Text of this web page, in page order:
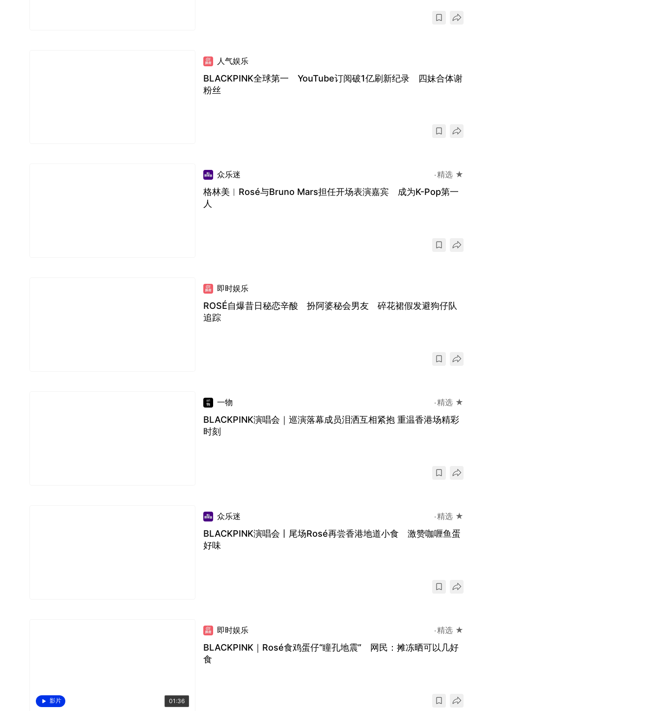
人气娱乐
BLACKPINK全球第一 YouTube订阅破1亿刷新纪录 四妹合体谢
粉丝
众乐迷 精选 ★
格林美︱Rosé与Bruno Mars担任开场表演嘉宾 成为K-Pop第一
人
即时娱乐
ROSÉ自爆昔日秘恋辛酸 扮阿婆秘会男友 碎花裙假发避狗仔队
追踪
一物 精选 ★
BLACKPINK演唱会｜巡演落幕成员泪洒互相紧抱 重温香港场精彩
时刻
众乐迷 精选 ★
BLACKPINK演唱会丨尾场Rosé再尝香港地道小食 激赞咖喱鱼蛋
好味
影片 01:36
即时娱乐 精选 ★
BLACKPINK｜Rosé食鸡蛋仔“瞳孔地震” 网民：摊冻晒可以几好
食